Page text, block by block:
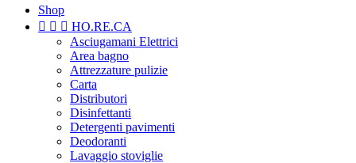
Shop
   HO.RE.CA
Asciugamani Elettrici
Area bagno
Attrezzature pulizie
Carta
Distributori
Disinfettanti
Detergenti pavimenti
Deodoranti
Lavaggio stoviglie